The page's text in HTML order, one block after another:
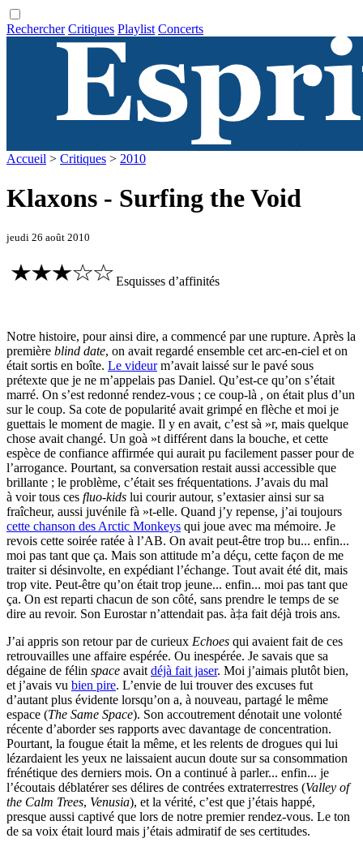
Rechercher Critiques Playlist Concerts
Accueil > Critiques > 2010
Klaxons - Surfing the Void
jeudi 26 août 2010
Esquisses d’affinités
Notre histoire, pour ainsi dire, a commencé par une rupture. Après la
première blind date, on avait regardé ensemble cet arc-en-ciel et on
était sortis en boîte. Le videurm’avait laissé sur le pavé sous
prétexte que je ne m’appelais pas Daniel. Qu’est-ce qu’on s’était
marré. On s’est redonné rendez-vous ; ce coup-là , on était plus d’un
sur le coup. Sa cote de popularité avait grimpé en flèche et moi je
guettais le moment de magie. Il y en avait, c’est sà »r, mais quelque
chose avait changé. Un goà »t différent dans la bouche, et cette
espèce de confiance affirmée qui aurait pu facilement passer pour de
l’arrogance. Pourtant, sa conversation restait aussi accessible que
brillante ; le problème, c’était ses fréquentations. J’avais du mal
à voir tous ces fluo-kids lui courir autour, s’extasier ainsi sur sa
fraîcheur, aussi juvénile fà »t-elle. Quand j’y repense, j’ai toujours
cette chanson des Arctic Monkeys qui joue avec ma mémoire. Je
revois cette soirée ratée à l’AB. On avait peut-être trop bu... enfin...
moi pas tant que ça. Mais son attitude m’a déçu, cette façon de me
traiter si désinvolte, en expédiant l’échange. Tout avait été dit, mais
trop vite. Peut-être qu’on était trop jeune... enfin... moi pas tant que
ça. On est reparti chacun de son côté, sans prendre le temps de se
dire au revoir. Son Eurostar n’attendait pas. à‡a fait déjà trois ans.
J’ai appris son retour par de curieux Echoes qui avaient fait de ces
retrouvailles une affaire espérée. Ou inespérée. Je savais que sa
dégaine de félin space avait déjà fait jaser. Moi j’aimais plutôt bien,
et j’avais vu bien pire. L’envie de lui trouver des excuses fut
d’autant plus évidente lorsqu’on a, à nouveau, partagé le même
espace (The Same Space). Son accoutrement dénotait une volonté
récente d’aborder ses rapports avec davantage de concentration.
Pourtant, la fougue était la même, et les relents de drogues qui lui
lézardaient les yeux ne laissaient aucun doute sur sa consommation
frénétique des derniers mois. On a continué à parler... enfin... je
l’écoutais déblatérer ses délires de contrées extraterrestres (Valley of
the Calm Trees, Venusia), et la vérité, c’est que j’étais happé,
presque aussi captivé que lors de notre premier rendez-vous. Le ton
de sa voix était lourd mais j’étais admiratif de ses certitudes.